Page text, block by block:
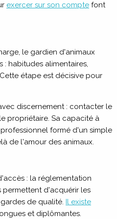
exercer sur son compte font
le gardien d'animaux
habitudes alimentaires,
étape est décisive pour
discernement : contacter le
propriétaire. Sa capacité à
formé d'un simple
de l'amour des animaux.
: la réglementation
permettent d'acquérir les
de qualité. Il existe
et diplômantes.